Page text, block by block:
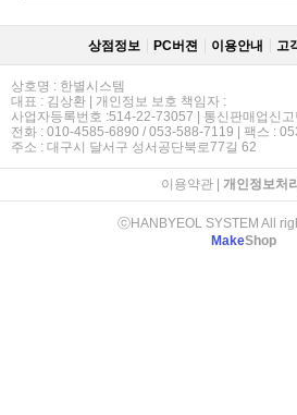
상점정보 PC버젼 이용안내 고
상호명 : 한별시스템
대표 : 김상환 | 개인정보 보호 책임자 :
사업자등록번호 :514-22-73057 | 통신판매업신
전화 : 010-4585-6890 / 053-588-7119 | 팩스 :
주소 : 대구시 달서구 성서공단북로77길 62
이용약관| 개인정보처
ⓒHANBYEOL SYSTEM All
MakeShop